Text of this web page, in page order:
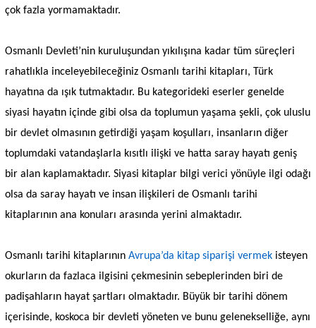
çok fazla yormamaktadır.
Osmanlı Devleti’nin kuruluşundan yıkılışına kadar tüm süreçleri
rahatlıkla inceleyebileceğiniz Osmanlı tarihi kitapları, Türk
hayatına da ışık tutmaktadır. Bu kategorideki eserler genelde
siyasi hayatın içinde gibi olsa da toplumun yaşama şekli, çok uluslu
bir devlet olmasının getirdiği yaşam koşulları, insanların diğer
toplumdaki vatandaşlarla kısıtlı ilişki ve hatta saray hayatı geniş
bir alan kaplamaktadır. Siyasi kitaplar bilgi verici yönüyle ilgi odağı
olsa da saray hayatı ve insan ilişkileri de Osmanlı tarihi
kitaplarının ana konuları arasında yerini almaktadır.
Osmanlı tarihi kitaplarının Avrupa’da kitap siparişi vermekisteyen
okurların da fazlaca ilgisini çekmesinin sebeplerinden biri de
padişahların hayat şartları olmaktadır. Büyük bir tarihi dönem
içerisinde, koskoca bir devleti yöneten ve bunu gelenekselliğe, aynı